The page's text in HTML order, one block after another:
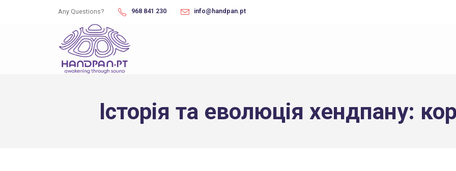
Any Questions? 968 841 230 info@handpan.pt
Історія та еволюція хендпану: